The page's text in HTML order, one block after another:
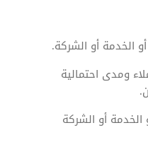
الخدمة أو الشركة.
ومدى احتمالية
أو الشركة